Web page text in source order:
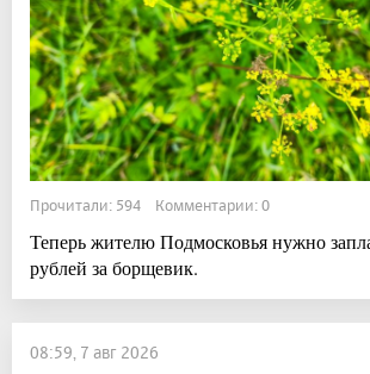
Прочитали: 594 Комментарии: 0
Теперь жителю Подмосковья нужно
рублей за борщевик.
08:59, 7 авг 2026